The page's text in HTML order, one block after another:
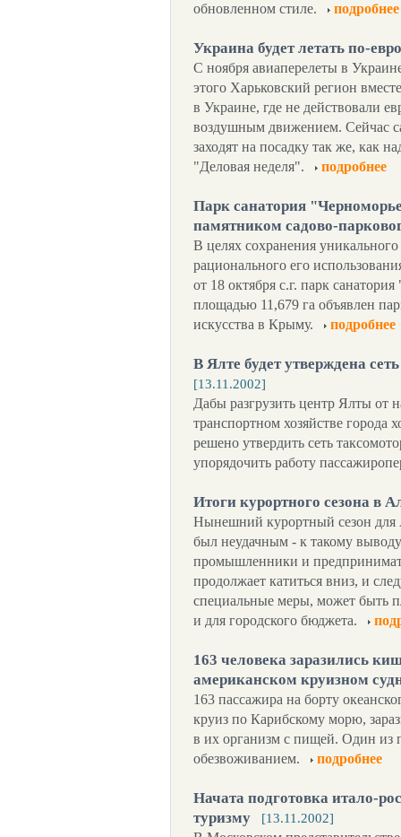
обновленном стиле.
подробнее
Украина будет летать по-
С ноября авиаперелеты в
этого Харьковский регион
в Украине, где не действовали
воздушным движением. Сейчас
заходят на посадку так же, как
"Деловая неделя".
подробнее
Парк санатория
памятником садово-
В целях сохранения
рационального его
от 18 октября с.г. парк
площадью 11,679 га объявлен
искусства в Крыму.
подробнее
В Ялте будет утверждена
[13.11.2002]
Дабы разгрузить центр Ялты от
транспортном хозяйстве города
решено утвердить сеть
упорядочить работу
Итоги курортного сезона в
Нынешний курортный сезон для
был неудачным - к такому
промышленники и
продолжает катиться вниз, и
специальные меры, может быть
и для городского бюджета.
163 человека заразились
американском круизном
163 пассажира на борту
круиз по Карибскому морю,
в их организм с пищей. Один из
обезвоживанием.
подробнее
Начата подготовка итало-
туризму
[13.11.2002]